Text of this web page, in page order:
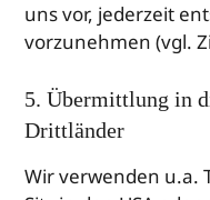
uns vor, jederzeit
vorzunehmen (vgl.
5. Übermittlung in
Drittländer
Wir verwenden u.a.